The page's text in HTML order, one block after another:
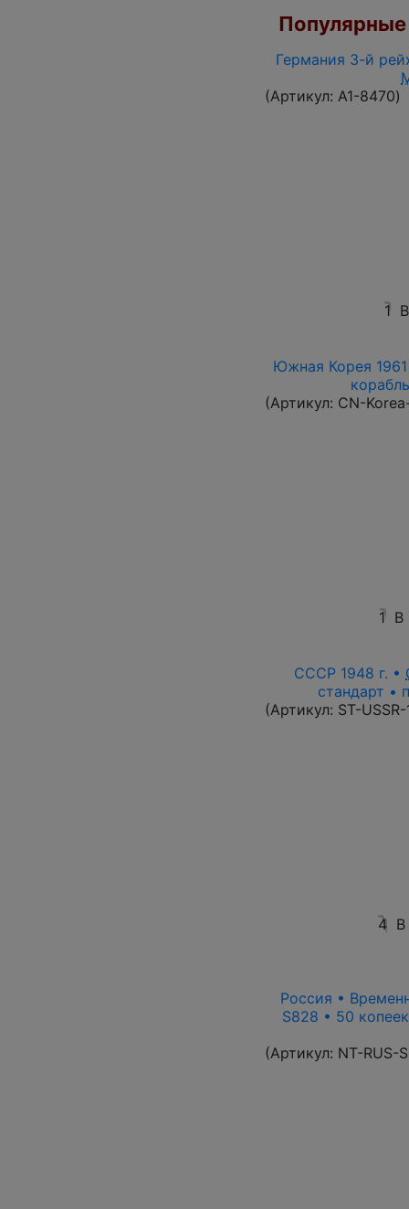
Германия 3-й
(Артикул: A1-8470)
1
Южная Корея
(Артикул: CN-
1 В
СССР 1948 г. •
стандарт •
(Артикул: ST-
4
Россия •
S828 • 50
(Артикул: NT-RUS-